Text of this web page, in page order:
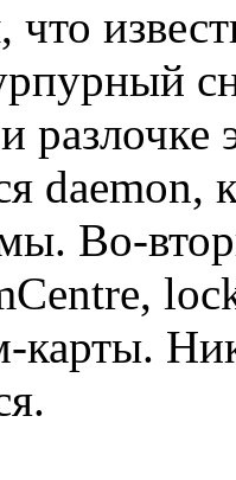
что
разлочке
daemon,
Во-
карты.